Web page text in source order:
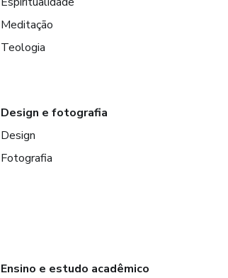
Meditação
Teologia
Design e fotografia
Design
Fotografia
Ensino e estudo acadêmico